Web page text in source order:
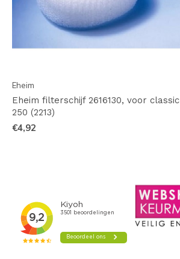
Eheim
Eheim filterschijf 2616130, voor classic
250 (2213)
€4,92